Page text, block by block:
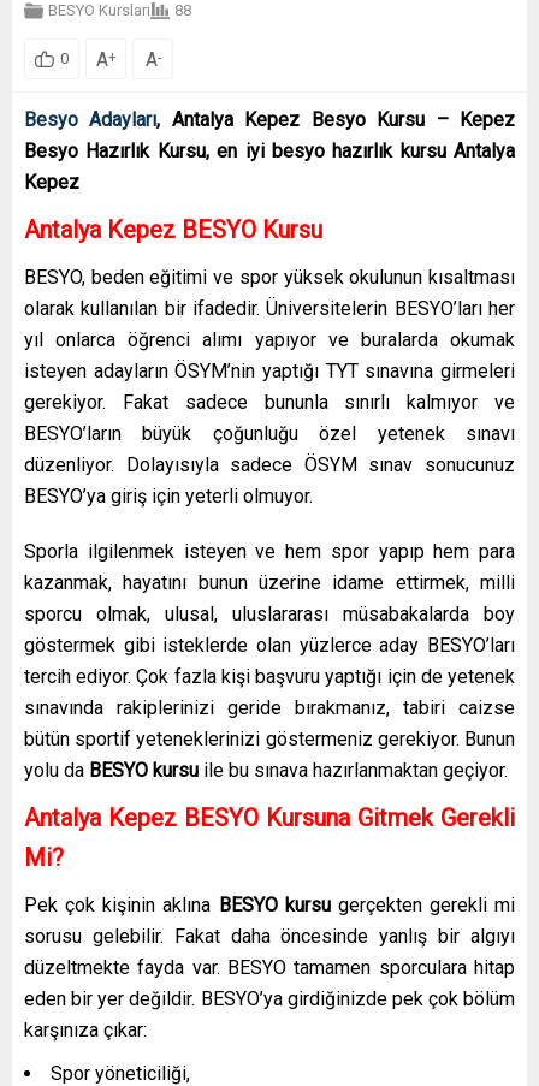
BESYO Kursları 88
0 A+ A-
Besyo Adayları, Antalya Kepez Besyo Kursu – Kepez
Besyo Hazırlık Kursu, en iyi besyo hazırlık kursu Antalya
Kepez
Antalya Kepez BESYO Kursu
BESYO, beden eğitimi ve spor yüksek okulunun kısaltması
olarak kullanılan bir ifadedir. Üniversitelerin BESYO’ları her
yıl onlarca öğrenci alımı yapıyor ve buralarda okumak
isteyen adayların ÖSYM’nin yaptığı TYT sınavına girmeleri
gerekiyor. Fakat sadece bununla sınırlı kalmıyor ve
BESYO’ların büyük çoğunluğu özel yetenek sınavı
düzenliyor. Dolayısıyla sadece ÖSYM sınav sonucunuz
BESYO’ya giriş için yeterli olmuyor.
Sporla ilgilenmek isteyen ve hem spor yapıp hem para
kazanmak, hayatını bunun üzerine idame ettirmek, milli
sporcu olmak, ulusal, uluslararası müsabakalarda boy
göstermek gibi isteklerde olan yüzlerce aday BESYO’ları
tercih ediyor. Çok fazla kişi başvuru yaptığı için de yetenek
sınavında rakiplerinizi geride bırakmanız, tabiri caizse
bütün sportif yeteneklerinizi göstermeniz gerekiyor. Bunun
yolu da BESYO kursu ile bu sınava hazırlanmaktan geçiyor.
Antalya Kepez BESYO Kursuna Gitmek Gerekli
Mi?
Pek çok kişinin aklına BESYO kursu gerçekten gerekli mi
sorusu gelebilir. Fakat daha öncesinde yanlış bir algıyı
düzeltmekte fayda var. BESYO tamamen sporculara hitap
eden bir yer değildir. BESYO’ya girdiğinizde pek çok bölüm
karşınıza çıkar:
Spor yöneticiliği,